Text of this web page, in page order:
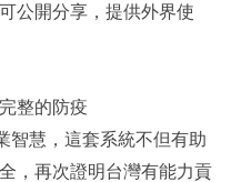
公開分享，提供外界使
整的防疫
智慧，這套系統不但有助
，再次證明台灣有能力貢